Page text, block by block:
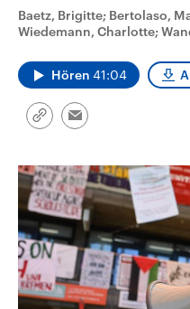
Bundesland von einer
CDU, SPD und FDP regiert.-
Umfragen, Prognosen,
und Hintergründe zu den
und Kandidaten der
Sendungen
Audio-Archiv
Baetz, Brigitte; Bertolaso,
Wiedemann, Charlotte;
Hören 41:04
Link
Email